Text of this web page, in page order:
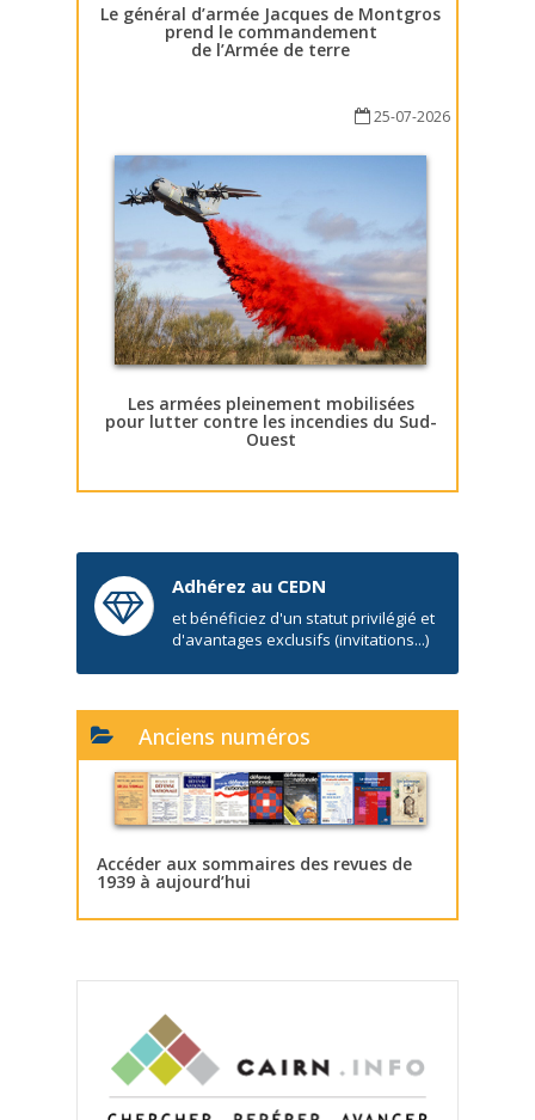
Le général d’armée Jacques de Montgros
prend le commandement
de l’Armée de terre
25-07-2026
Les armées pleinement mobilisées
pour lutter contre les incendies du Sud-
Ouest
Adhérez au CEDN
et bénéficiez d'un statut privilégié et
d'avantages exclusifs (invitations...)
Anciens numéros
Accéder aux sommaires des revues de
1939 à aujourd’hui